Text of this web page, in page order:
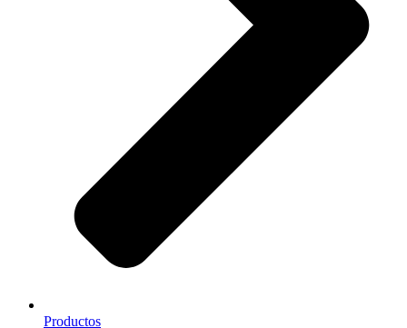
Productos